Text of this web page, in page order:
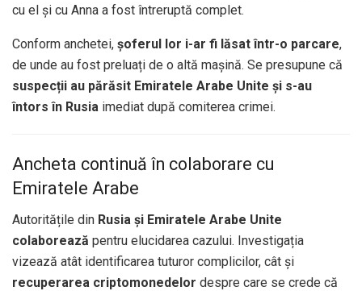
cu el și cu Anna a fost întreruptă complet.
Conform anchetei, șoferul lor i-ar fi lăsat într-o parcare,
de unde au fost preluați de o altă mașină. Se presupune că
suspecții au părăsit Emiratele Arabe Unite și s-au
întors în Rusia imediat după comiterea crimei.
Ancheta continuă în colaborare cu
Emiratele Arabe
Autoritățile din Rusia și Emiratele Arabe Unite
colaborează pentru elucidarea cazului. Investigația
vizează atât identificarea tuturor complicilor, cât și
recuperarea criptomonedelor despre care se crede că